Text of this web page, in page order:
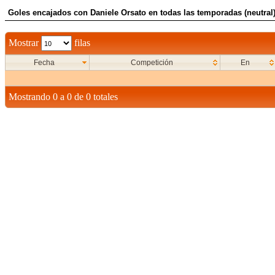
Goles encajados con Daniele Orsato en todas las temporadas (neutral)
Mostrar filas
Fecha Competición En
Mostrando 0 a 0 de 0 totales